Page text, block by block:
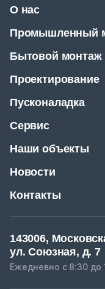
О нас
Промышленный
Бытовой монтаж
Проектирование
Пусконаладка
Сервис
Наши объекты
Новости
Контакты
143006,
ул. Союзная, д. 7
Ежедневно с 8:30 до